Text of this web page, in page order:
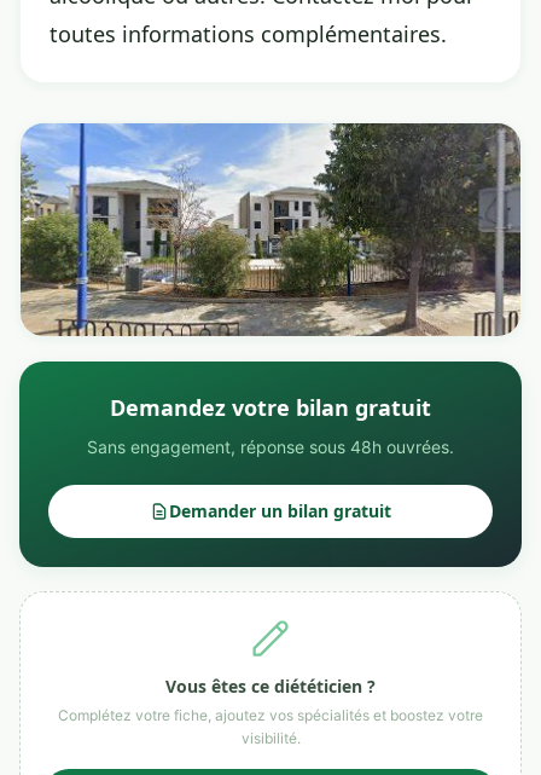
toutes informations complémentaires.
Demandez votre bilan gratuit
Sans engagement, réponse sous 48h ouvrées.
Demander un bilan gratuit
Vous êtes ce diététicien ?
Complétez votre fiche, ajoutez vos spécialités et boostez votre
visibilité.